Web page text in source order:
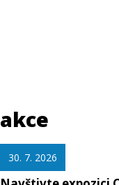
akce
30. 7. 2026